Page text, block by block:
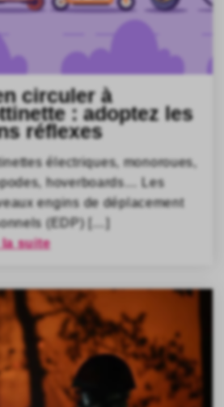
circuler à
: adoptez les
réflexes
électriques, monoroues,
hoverboards… Les
engins de déplacement
(EDP) […]
suite